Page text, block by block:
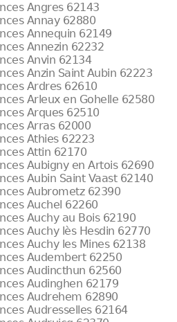
Angres 62143
Annay 62880
Annequin 62149
Annezin 62232
Anvin 62134
Anzin Saint Aubin 62223
Ardres 62610
Arleux en Gohelle 62580
Arques 62510
Arras 62000
Athies 62223
Attin 62170
Aubigny en Artois 62690
Aubin Saint Vaast 62140
Aubrometz 62390
Auchel 62260
Auchy au Bois 62190
Auchy lès Hesdin 62770
Auchy les Mines 62138
Audembert 62250
Audincthun 62560
Audinghen 62179
Audrehem 62890
Audresselles 62164